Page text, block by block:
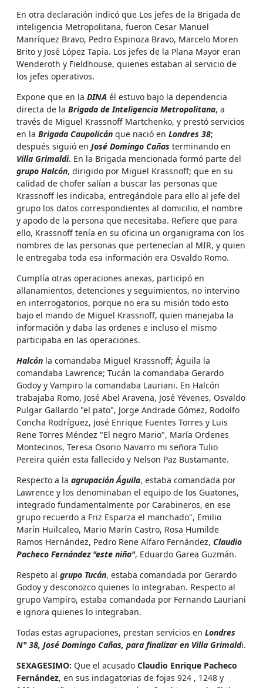
En otra declaración indicó que Los jefes de la Brigada de
inteligencia Metropolitana, fueron Cesar Manuel
Manríquez Bravo, Pedro Espinoza Bravo, Marcelo Moren
Brito y José López Tapia. Los jefes de la Plana Mayor eran
Wenderoth y Fieldhouse, quienes estaban al servicio de
los jefes operativos.
Expone que en la DINA él estuvo bajo la dependencia
directa de la Brigada de Inteligencia Metropolitana, a
través de Miguel Krassnoff Martchenko, y prestó servicios
en la Brigada Caupolicán que nació en Londres 38;
después siguió en José Domingo Cañas terminando en
Villa Grimaldi. En la Brigada mencionada formó parte del
grupo Halcón, dirigido por Miguel Krassnoff; que en su
calidad de chofer salían a buscar las personas que
Krassnoff les indicaba, entregándole para ello al jefe del
grupo los datos correspondientes al domicilio, el nombre
y apodo de la persona que necesitaba. Refiere que para
ello, Krassnoff tenía en su oficina un organigrama con los
nombres de las personas que pertenecían al MIR, y quien
le entregaba toda esa información era Osvaldo Romo.
Cumplía otras operaciones anexas, participó en
allanamientos, detenciones y seguimientos, no intervino
en interrogatorios, porque no era su misión todo esto
bajo el mando de Miguel Krassnoff, quien manejaba la
información y daba las ordenes e incluso el mismo
participaba en las operaciones.
Halcón la comandaba Miguel Krassnoff; Águila la
comandaba Lawrence; Tucán la comandaba Gerardo
Godoy y Vampiro la comandaba Lauriani. En Halcón
trabajaba Romo, José Abel Aravena, José Yévenes, Osvaldo
Pulgar Gallardo "el pato", Jorge Andrade Gómez, Rodolfo
Concha Rodríguez, José Enrique Fuentes Torres y Luis
Rene Torres Méndez "El negro Mario", María Ordenes
Montecinos, Teresa Osorio Navarro mi señora Tulio
Pereira quién esta fallecido y Nelson Paz Bustamante.
Respecto a la agrupación Águila, estaba comandada por
Lawrence y los denominaban el equipo de los Guatones,
integrado fundamentalmente por Carabineros, en ese
grupo recuerdo a Friz Esparza el manchado", Emilio
Marín Huilcaleo, Mario Marín Castro, Rosa Humilde
Ramos Hernández, Pedro Rene Alfaro Fernández, Claudio
Pacheco Fernández "este niño", Eduardo Garea Guzmán.
Respeto al grupo Tucán, estaba comandada por Gerardo
Godoy y desconozco quienes lo integraban. Respecto al
grupo Vampiro, estaba comandada por Fernando Lauriani
e ignora quienes lo integraban.
Todas estas agrupaciones, prestan servicios en Londres
N" 38, José Domingo Cañas, para finalizar en Villa Grimaldi.
SEXAGESIMO: Que el acusado Claudio Enrique Pacheco
Fernández, en sus indagatorias de fojas 924 , 1248 y